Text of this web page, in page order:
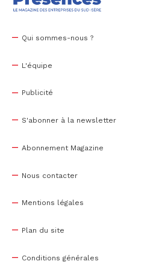
Qui sommes-nous ?
L'équipe
Publicité
S'abonner à la newsletter
Abonnement Magazine
Nous contacter
Mentions légales
Plan du site
Conditions générales